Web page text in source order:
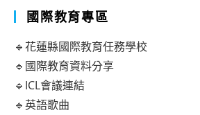
國際教育專區
🔹花蓮縣國際教育任務學校
🔹國際教育資料分享
🔹ICL會議連結
🔹英語歌曲